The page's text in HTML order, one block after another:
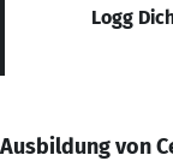
Logg
Ausbildung von